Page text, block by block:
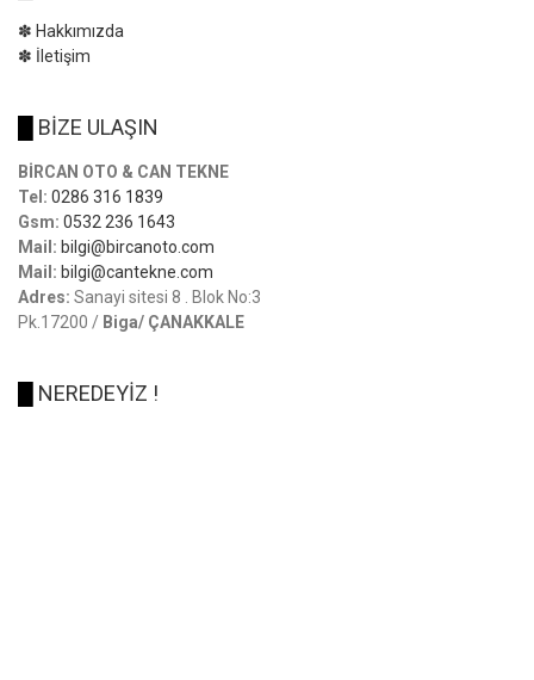
✽ Hakkımızda
✽ İletişim
BİZE ULAŞIN
BİRCAN OTO & CAN TEKNE
Tel: 0286 316 1839
Gsm: 0532 236 1643
Mail: bilgi@bircanoto.com
Mail: bilgi@cantekne.com
Adres: Sanayi sitesi 8 . Blok No:3
Pk.17200 / Biga/ ÇANAKKALE
NEREDEYİZ !